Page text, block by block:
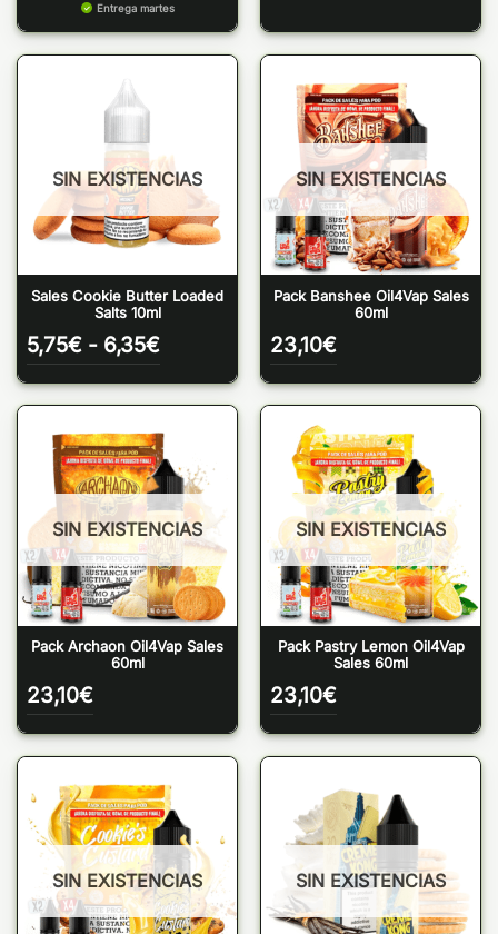
Entrega martes
desde
5,90€
6,50€
SIN EXISTENCIAS
Sales Cookie Butter Loaded
Salts 10ml
5,75€ - 6,35€Rango
de
precios:
desde
5,75€
hasta
6,35€
SIN EXISTENCIAS
Pack Banshee Oil4Vap Sales
60ml
23,10€
SIN EXISTENCIAS
Pack Archaon Oil4Vap Sales
60ml
23,10€
SIN EXISTENCIAS
Pack Pastry Lemon Oil4Vap
Sales 60ml
23,10€
SIN EXISTENCIAS SIN EXISTENCIAS